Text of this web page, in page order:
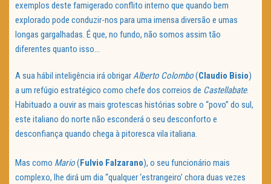
exemplos deste famigerado conflito interno que quando bem
explorado pode conduzir-nos para uma imensa diversão e umas
longas gargalhadas. É que, no fundo, não somos assim tão
diferentes quanto isso…
A sua hábil inteligência irá obrigarAlberto Colombo(Claudio Bisio)
a um refúgio estratégico como chefe dos correios de Castellabate.
Habituado a ouvir as mais grotescas histórias sobre o “povo” do sul,
este italiano do norte não esconderá o seu desconforto e
desconfiança quando chega à pitoresca vila italiana.
Mas como Mario(Fulvio Falzarano), o seu funcionário mais
complexo, lhe dirá um dia “qualquer ‘estrangeiro’ chora duas vezes